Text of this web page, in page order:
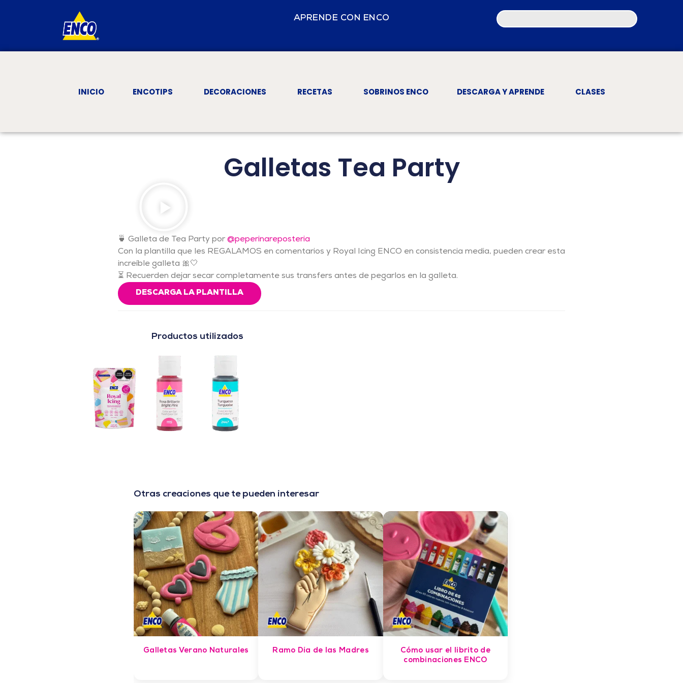
APRENDE CON ENCO
INICIO ENCOTIPS DECORACIONES RECETAS SOBRINOS ENCO DESCARGA Y APRENDE CLASES
Galletas Tea Party
🍵 Galleta de Tea Party por @peperinareposteria
Con la plantilla que les REGALAMOS en comentarios y Royal Icing ENCO en consistencia media, pueden crear esta
increíble galleta 🎀🤍
⏳ Recuerden dejar secar completamente sus transfers antes de pegarlos en la galleta.
DESCARGA LA PLANTILLA
Productos utilizados
Otras creaciones que te pueden interesar
Galletas Verano Naturales Ramo Día de las Madres
Cómo usar el librito de
combinaciones ENCO